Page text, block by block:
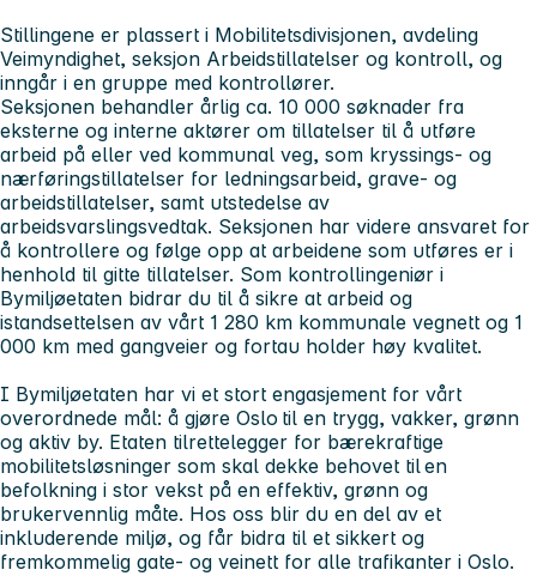
Stillingene er plassert i Mobilitetsdivisjonen, avdeling
Veimyndighet, seksjon Arbeidstillatelser og kontroll, og
inngår i en gruppe med kontrollører.
Seksjonen behandler årlig ca. 10 000 søknader fra
eksterne og interne aktører om tillatelser til å utføre
arbeid på eller ved kommunal veg, som kryssings- og
nærføringstillatelser for ledningsarbeid, grave- og
arbeidstillatelser, samt utstedelse av
arbeidsvarslingsvedtak. Seksjonen har videre ansvaret for
å kontrollere og følge opp at arbeidene som utføres er i
henhold til gitte tillatelser. Som kontrollingeniør i
Bymiljøetaten bidrar du til å sikre at arbeid og
istandsettelsen av vårt 1 280 km kommunale vegnett og 1
000 km med gangveier og fortau holder høy kvalitet.
I Bymiljøetaten har vi et stort engasjement for vårt
overordnede mål: å gjøre Oslo til en trygg, vakker, grønn
og aktiv by. Etaten tilrettelegger for bærekraftige
mobilitetsløsninger som skal dekke behovet til en
befolkning i stor vekst på en effektiv, grønn og
brukervennlig måte. Hos oss blir du en del av et
inkluderende miljø, og får bidra til et sikkert og
fremkommelig gate- og veinett for alle trafikanter i Oslo.